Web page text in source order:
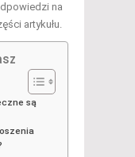
na
artykułu.
są